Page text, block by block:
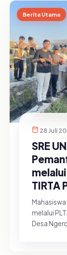
Berita Utama
28 Juli
SRE
TIRTA
Mahasiswa
melalui
Desa